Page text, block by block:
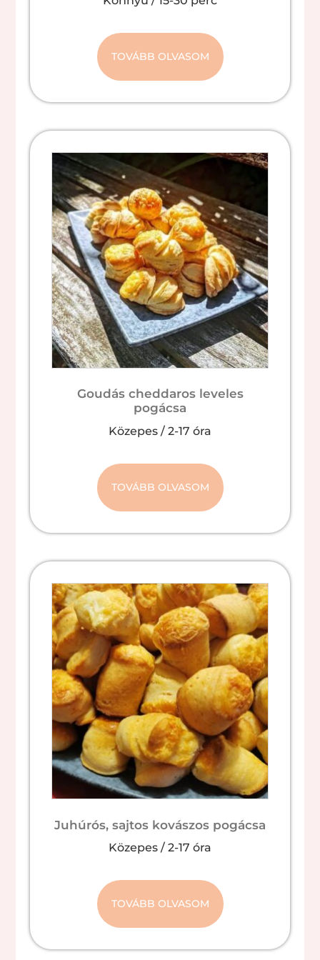
TOVÁBB OLVASOM
Goudás cheddaros leveles
pogácsa
Közepes / 2-17 óra
TOVÁBB OLVASOM
Juhúrós, sajtos kovászos pogácsa
Közepes / 2-17 óra
TOVÁBB OLVASOM